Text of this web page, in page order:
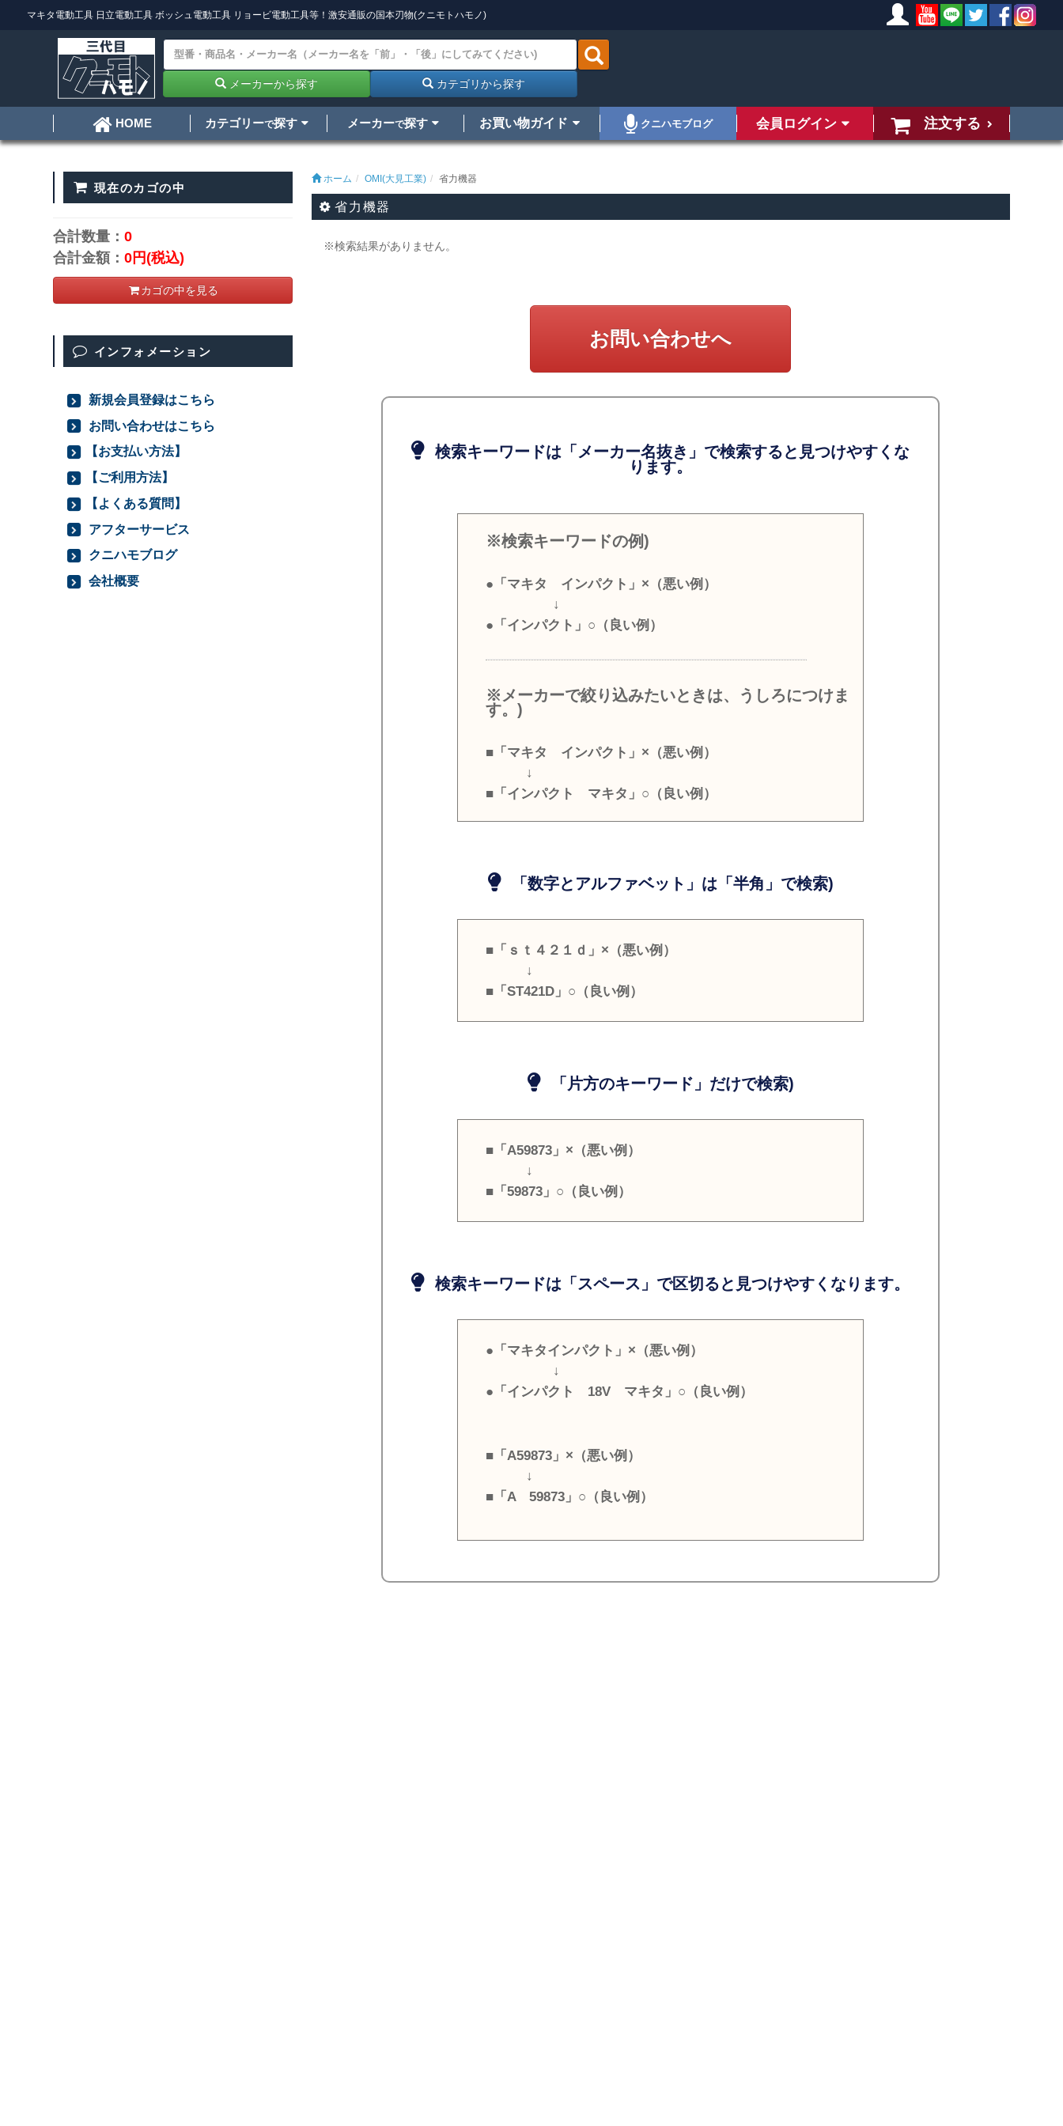
マキタ電動工具 日立電動工具 ボッシュ電動工具 リョービ電動工具等！激安通販の国本刃物(クニモトハモノ)
メーカーから探す カテゴリから探す
HOME カテゴリーで探す メーカーで探す お買い物ガイド クニハモブログ 会員ログイン 注文する
ホーム OMI(大見工業) 省力機器
省力機器
※検索結果がありません。
お問い合わせへ
検索キーワードは「メーカー名抜き」で検索すると見つけやすくな
ります。
※検索キーワードの例)
●「マキタ インパクト」×（悪い例）
↓
●「インパクト」○（良い例）
※メーカーで絞り込みたいときは、うしろにつけま
す。)
■「マキタ インパクト」×（悪い例）
↓
■「インパクト マキタ」○（良い例）
「数字とアルファベット」は「半角」で検索)
■「ｓｔ４２１ｄ」×（悪い例）
↓
■「ST421D」○（良い例）
「片方のキーワード」だけで検索)
■「A59873」×（悪い例）
↓
■「59873」○（良い例）
検索キーワードは「スペース」で区切ると見つけやすくなります。
●「マキタインパクト」×（悪い例）
↓
●「インパクト 18V マキタ」○（良い例）
■「A59873」×（悪い例）
↓
■「A 59873」○（良い例）
現在のカゴの中
合計数量：0
合計金額：0円(税込)
カゴの中を見る
インフォメーション
新規会員登録はこちら
お問い合わせはこちら
【お支払い方法】
【ご利用方法】
【よくある質問】
アフターサービス
クニハモブログ
会社概要